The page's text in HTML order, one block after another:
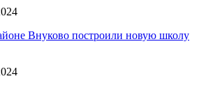
Внуково построили новую школу